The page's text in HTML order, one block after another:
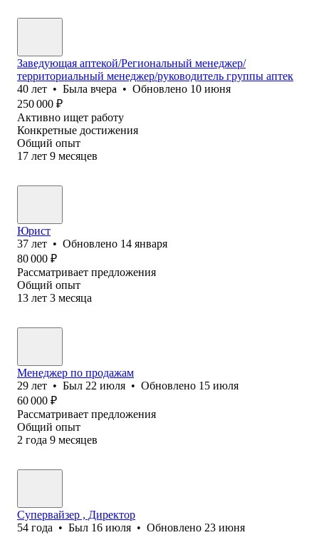
Заведующая аптекой/Региональный менеджер/
территориальный менеджер/руководитель группы аптек
40 лет • Была вчера • Обновлено 10 июня
250 000 ₽
Активно ищет работу
Конкретные достижения
Общий опыт
17 лет 9 месяцев
Юрист
37 лет • Обновлено 14 января
80 000 ₽
Рассматривает предложения
Общий опыт
13 лет 3 месяца
Менеджер по продажам
29 лет • Был 22 июля • Обновлено 15 июля
60 000 ₽
Рассматривает предложения
Общий опыт
2 года 9 месяцев
Супервайзер , Директор
54 года • Был 16 июля • Обновлено 23 июня